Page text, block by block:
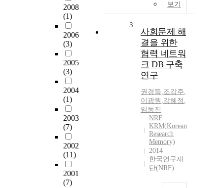
2008
(1)
2006
(3)
2005
(3)
2004
(1)
2003
(7)
2002
(11)
2001
(7)
보기
3
사회문제 해
결을 위한
협력 네트워
크 DB 구축
연구
권경득,조강주,
이광원 ,강혜정 ,
임동진
NRF
KRM(Korean
Research
Memory)
2014
한국연구재
단(NRF)